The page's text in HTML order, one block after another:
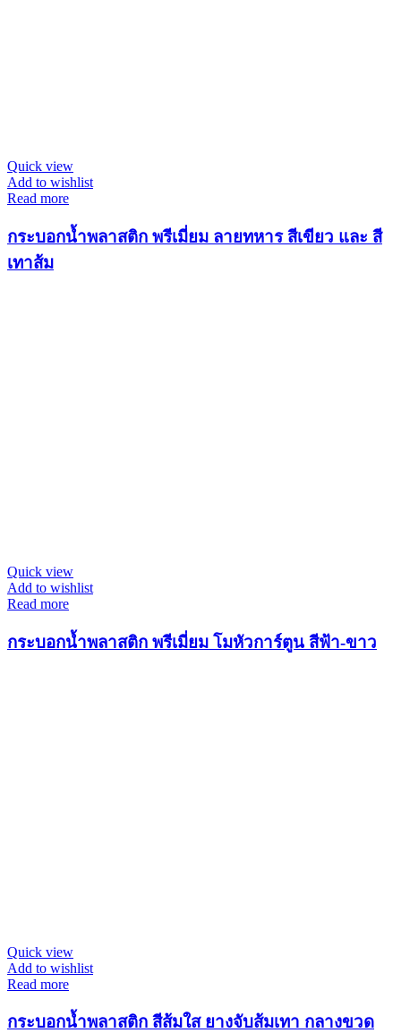
Quick view
Add to wishlist
Read more
กระบอกน้ำพลาสติก พรีเมี่ยม ลายทหาร สีเขียว และ สี
เทาส้ม
Quick view
Add to wishlist
Read more
กระบอกน้ำพลาสติก พรีเมี่ยม โมหัวการ์ตูน สีฟ้า-ขาว
Quick view
Add to wishlist
Read more
กระบอกน้ำพลาสติก สีส้มใส ยางจับส้มเทา กลางขวด